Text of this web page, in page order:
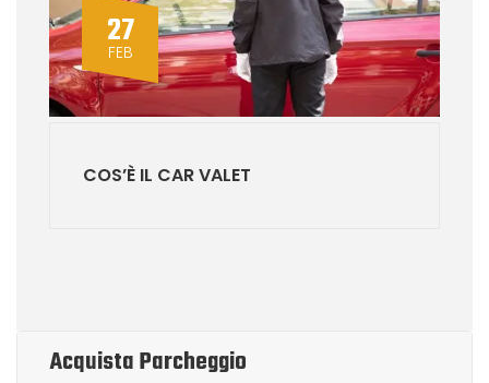
27
FEB
COS’È IL CAR VALET
Acquista Parcheggio